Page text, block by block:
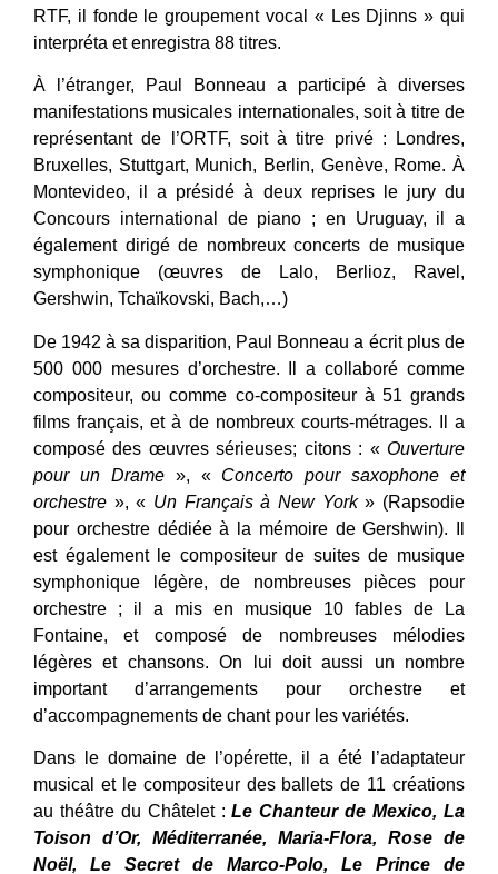
RTF, il fonde le groupement vocal « Les Djinns » qui
interpréta et enregistra 88 titres.
À l’étranger, Paul Bonneau a participé à diverses
manifestations musicales internationales, soit à titre de
représentant de l’ORTF, soit à titre privé : Londres,
Bruxelles, Stuttgart, Munich, Berlin, Genève, Rome. À
Montevideo, il a présidé à deux reprises le jury du
Concours international de piano ; en Uruguay, il a
également dirigé de nombreux concerts de musique
symphonique (œuvres de Lalo, Berlioz, Ravel,
Gershwin, Tchaïkovski, Bach,…)
De 1942 à sa disparition, Paul Bonneau a écrit plus de
500 000 mesures d’orchestre. Il a collaboré comme
compositeur, ou comme co-compositeur à 51 grands
films français, et à de nombreux courts-métrages. Il a
composé des œuvres sérieuses; citons : « Ouverture
pour un Drame», « Concerto pour saxophone et
orchestre », « Un Français à New York» (Rapsodie
pour orchestre dédiée à la mémoire de Gershwin). Il
est également le compositeur de suites de musique
symphonique légère, de nombreuses pièces pour
orchestre ; il a mis en musique 10 fables de La
Fontaine, et composé de nombreuses mélodies
légères et chansons. On lui doit aussi un nombre
important d’arrangements pour orchestre et
d’accompagnements de chant pour les variétés.
Dans le domaine de l’opérette, il a été l’adaptateur
musical et le compositeur des ballets de 11 créations
au théâtre du Châtelet :Le Chanteur de Mexico, La
Toison d’Or, Méditerranée, Maria-Flora, Rose de
Noël, Le Secret de Marco-Polo, Le Prince de